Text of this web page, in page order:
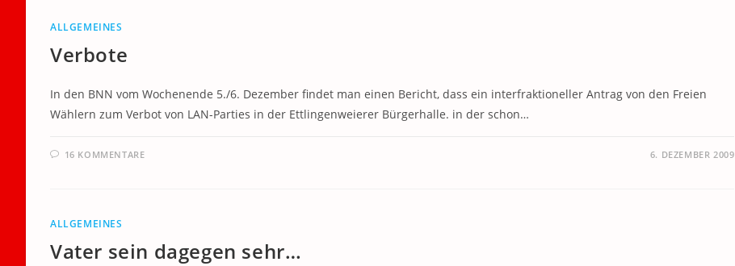
ALLGEMEINES
Verbote
In den BNN vom Wochenende 5./6. Dezember findet man einen Bericht, dass ein interfraktioneller Antrag von den Freien
Wählern zum Verbot von LAN-Parties in der Ettlingenweierer Bürgerhalle. in der schon…
16 KOMMENTARE 6. DEZEMBER 2009
ALLGEMEINES
Vater sein dagegen sehr…